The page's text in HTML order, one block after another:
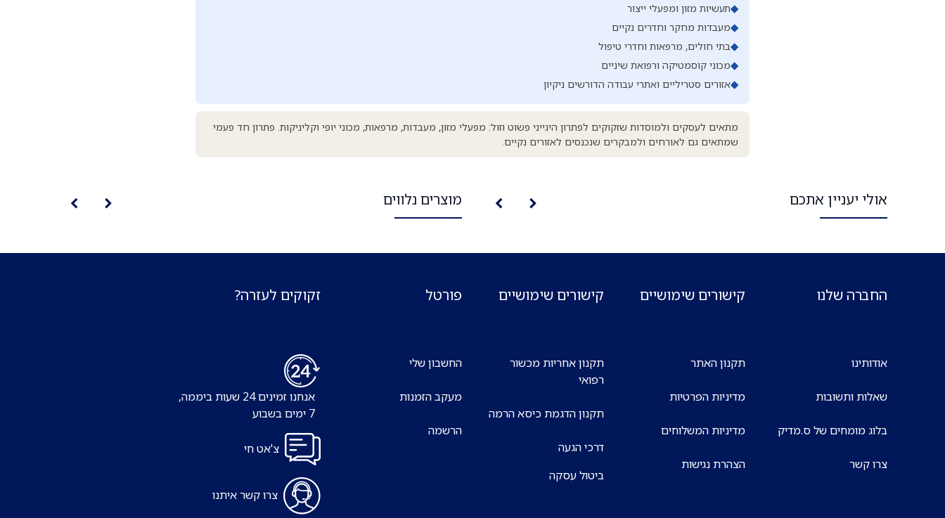
◆תעשיות מזון ומפעלי ייצור
◆מעבדות מחקר וחדרים נקיים
◆בתי חולים, מרפאות וחדרי טיפול
◆מכוני קוסמטיקה ורפואת שיניים
◆אזורים סטריליים ואתרי עבודה הדורשים ניקיון
מתאים לעסקים ולמוסדות שזקוקים לפתרון היגייני פשוט וזול: מפעלי מזון, מעבדות, מרפאות, מכוני יופי וקליניקות. פתרון חד פעמי
שמתאים גם לאורחים ולמבקרים שנכנסים לאזורים נקיים.
אולי יעניין אתכם מוצרים נלווים
החברה שלנו
אודותינו
שאלות ותשובות
בלוג מומחים של ס.מדיק
צרו קשר
קישורים שימושיים
תקנון האתר
מדיניות הפרטיות
מדיניות המשלוחים
הצהרת נגישות
קישורים שימושיים
תקנון אחריות מכשור
רפואי
תקנון הדגמת כיסא הרמה
דרכי הגעה
ביטול עסקה
פורטל
החשבון שלי
מעקב הזמנות
הרשמה
זקוקים לעזרה?
אנחנו זמינים 24 שעות ביממה,
7 ימים בשבוע
צ'אט חי
צרו קשר איתנו